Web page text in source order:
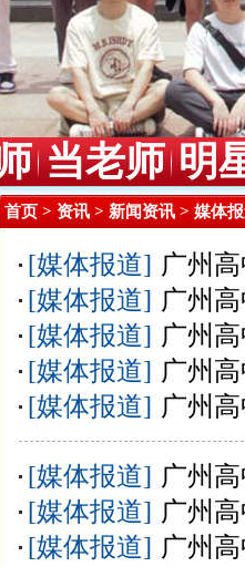
当老师 明
首页 > 资讯 > 新闻资讯 > 媒体
[媒体报道] 广州
[媒体报道] 广州
[媒体报道] 广州
[媒体报道] 广州
[媒体报道] 广州
[媒体报道] 广州
[媒体报道] 广州
[媒体报道] 广州